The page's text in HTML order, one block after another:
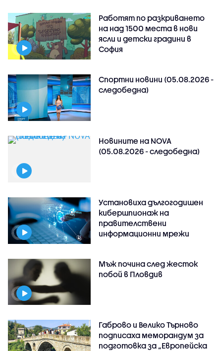
Работят по разкриването
на над 1500 места в нови
ясли и детски градини в
София
Спортни новини (05.08.2026 -
следобедна)
Новините на NOVA
(05.08.2026 - следобедна)
Установиха дългогодишен
кибершпионаж на
правителствени
информационни мрежи
Мъж почина след жесток
побой в Пловдив
Габрово и Велико Търново
подписаха меморандум за
подготовка за „Европейска